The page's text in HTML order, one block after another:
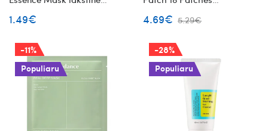
1.49€ 4.69€ 5.29€
-11%
Populiaru
-28%
Populiaru